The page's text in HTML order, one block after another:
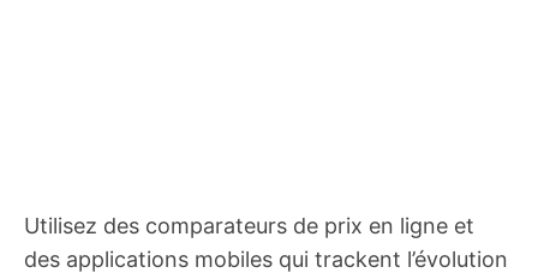
Utilisez des comparateurs de prix en ligne et
des applications mobiles qui trackent l’évolution